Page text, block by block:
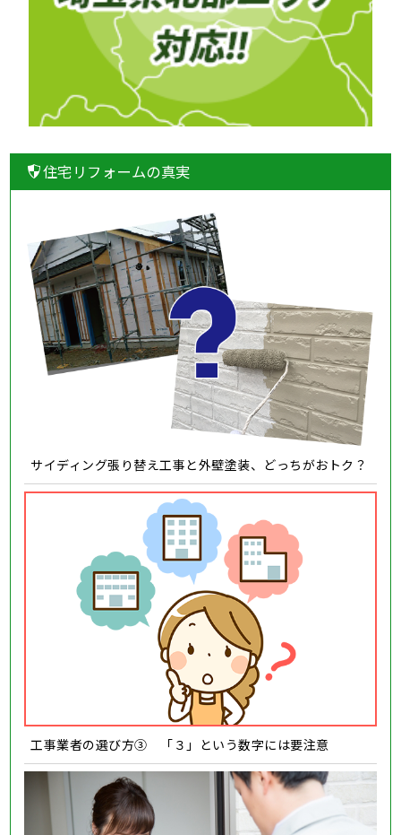
住宅リフォームの真実
サイディング張り替え工事と外壁塗装、どっちがおトク？
工事業者の選び方③ 「３」という数字には要注意